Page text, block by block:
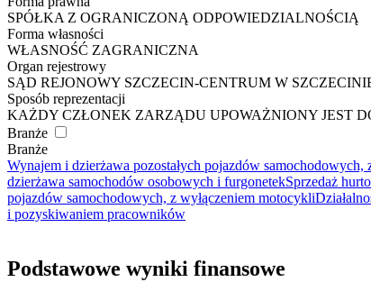
SPÓŁKA Z OGRANICZONĄ ODPOWIEDZIALNOŚCIĄ
Forma własności
WŁASNOŚĆ ZAGRANICZNA
Organ rejestrowy
SĄD REJONOWY SZCZECIN-CENTRUM W
Sposób reprezentacji
KAŻDY CZŁONEK ZARZĄDU UPOWAŻNIONY JEST
Branże
Branże
Wynajem i dzierżawa pozostałych pojazdów samochodowych,
dzierżawa samochodów osobowych i furgonetekSprzedaż
pojazdów samochodowych, z wyłączeniem motocykli
i pozyskiwaniem pracowników
Podstawowe wyniki finansowe